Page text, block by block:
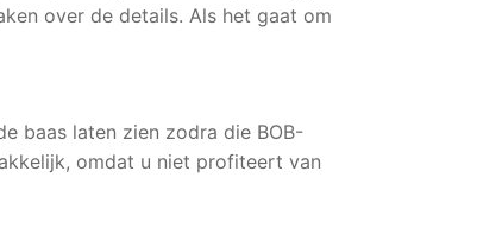
over de details. Als het gaat om
baas laten zien zodra die BOB-
omdat u niet profiteert van